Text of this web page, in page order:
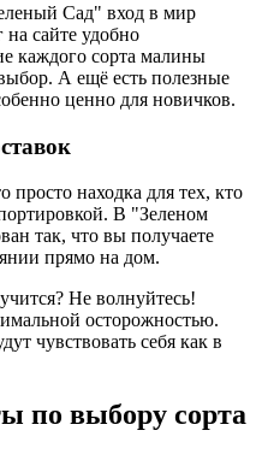
Сад" вход в мир
на сайте удобно
каждого сорта малины
А ещё есть полезные
ценно для новичков.
находка для тех, кто
В "Зеленом
так, что вы получаете
прямо на дом.
Не волнуйтесь!
осторожностью.
чувствовать себя как в
по выбору сорта